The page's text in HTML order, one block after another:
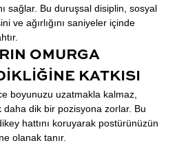
sağlar. Bu duruşsal disiplin, sosyal
ve ağırlığını saniyeler içinde
OMURGA
KATKISI
boyunuzu uzatmakla kalmaz,
daha dik bir pozisyona zorlar. Bu
hattını koruyarak postürünüzün
olanak tanır.